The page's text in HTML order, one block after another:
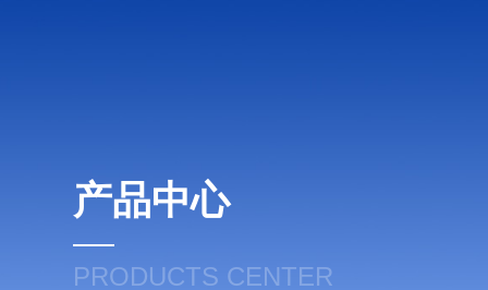
产品中心
PRODUCTS CENTER